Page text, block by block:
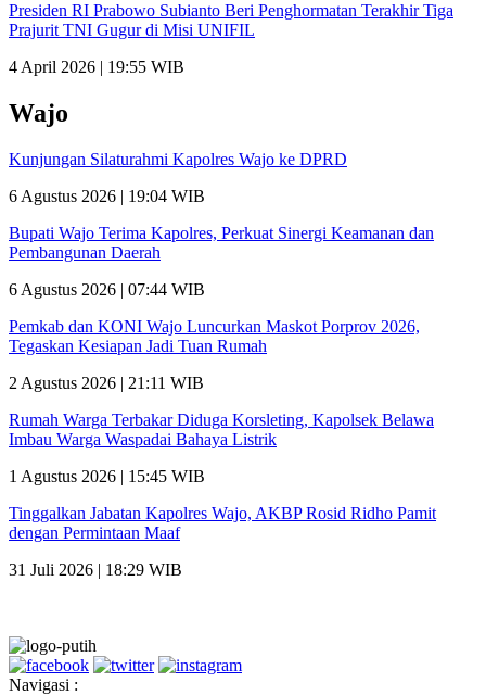
Presiden RI Prabowo Subianto Beri Penghormatan Terakhir Tiga
Prajurit TNI Gugur di Misi UNIFIL
4 April 2026 | 19:55 WIB
Wajo
Kunjungan Silaturahmi Kapolres Wajo ke DPRD
6 Agustus 2026 | 19:04 WIB
Bupati Wajo Terima Kapolres, Perkuat Sinergi Keamanan dan
Pembangunan Daerah
6 Agustus 2026 | 07:44 WIB
Pemkab dan KONI Wajo Luncurkan Maskot Porprov 2026,
Tegaskan Kesiapan Jadi Tuan Rumah
2 Agustus 2026 | 21:11 WIB
Rumah Warga Terbakar Diduga Korsleting, Kapolsek Belawa
Imbau Warga Waspadai Bahaya Listrik
1 Agustus 2026 | 15:45 WIB
Tinggalkan Jabatan Kapolres Wajo, AKBP Rosid Ridho Pamit
dengan Permintaan Maaf
31 Juli 2026 | 18:29 WIB
Navigasi :